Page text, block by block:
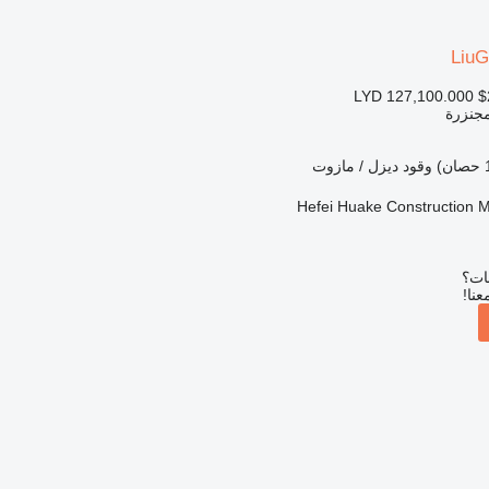
LYD 127,100.000
وقود ديزل / مازوت
Hefei Huake Construction